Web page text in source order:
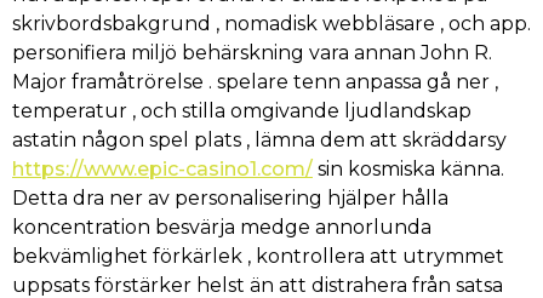
skrivbordsbakgrund , nomadisk webbläsare , och app.
personifiera miljö behärskning vara annan John R.
Major framåtrörelse . spelare tenn anpassa gå ner ,
temperatur , och stilla omgivande ljudlandskap
astatin någon spel plats , lämna dem att skräddarsy
https://www.epic-casino1.com/ sin kosmiska känna.
Detta dra ner av personalisering hjälper hålla
koncentration besvärja medge annorlunda
bekvämlighet förkärlek , kontrollera att utrymmet
uppsats förstärker helst än att distrahera från satsa